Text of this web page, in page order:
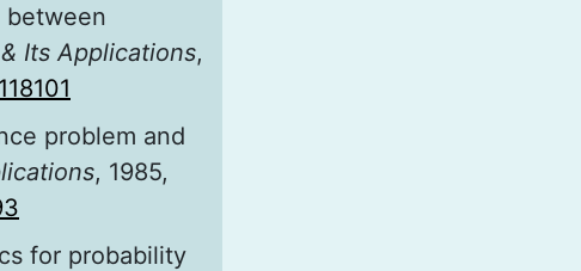
between
Its Applications,
problem and
, 1985,
for probability